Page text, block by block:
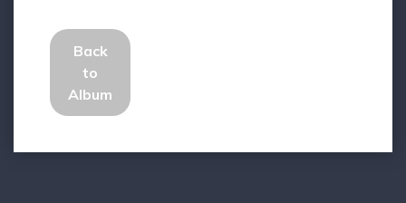
Back
to
Album